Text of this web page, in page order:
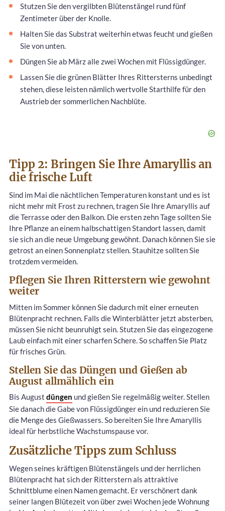
Stutzen Sie den vergilbten Blütenstängel rund fünf
Zentimeter über der Knolle.
Halten Sie das Substrat weiterhin etwas feucht und gießen
Sie von unten.
Düngen Sie ab März alle zwei Wochen mit Flüssigdünger.
Lassen Sie die grünen Blätter Ihres Rittersterns unbedingt
stehen, diese leisten nämlich wertvolle Starthilfe für den
Austrieb der sommerlichen Nachblüte.
Tipp 2: Bringen Sie Ihre Amaryllis an
die frische Luft
Sind im Mai die nächtlichen Temperaturen konstant und es ist
nicht mehr mit Frost zu rechnen, tragen Sie Ihre Amaryllis auf
die Terrasse oder den Balkon. Die ersten zehn Tage sollten Sie
Ihre Pflanze an einem halbschattigen Standort lassen, damit
sie sich an die neue Umgebung gewöhnt. Danach können Sie sie
getrost an einen Sonnenplatz stellen. Stauhitze sollten Sie
trotzdem vermeiden.
Pflegen Sie Ihren Ritterstern wie gewohnt
weiter
Mitten im Sommer können Sie dadurch mit einer erneuten
Blütenpracht rechnen. Falls die Winterblätter jetzt absterben,
müssen Sie nicht beunruhigt sein. Stutzen Sie das eingezogene
Laub einfach mit einer scharfen Schere. So schaffen Sie Platz
für frisches Grün.
Stellen Sie das Düngen und Gießen ab
August allmählich ein
Bis August düngen und gießen Sie regelmäßig weiter. Stellen
Sie danach die Gabe von Flüssigdünger ein und reduzieren Sie
die Menge des Gießwassers. So bereiten Sie Ihre Amaryllis
ideal für herbstliche Wachstumspause vor.
Zusätzliche Tipps zum Schluss
Wegen seines kräftigen Blütenstängels und der herrlichen
Blütenpracht hat sich der Ritterstern als attraktive
Schnittblume einen Namen gemacht. Er verschönert dank
seiner langen Blütezeit von über zwei Wochen jede Wohnung